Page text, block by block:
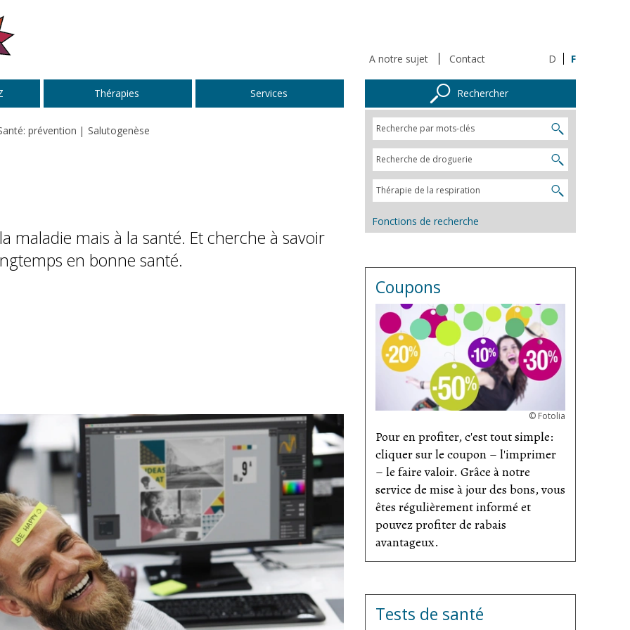
A notre sujet Contact D F
Thérapies Services
prévention Salutogenèse
maladie mais à la santé. Et cherche à savoir
en bonne santé.
Rechercher
Fonctions de recherche
Coupons
© Fotolia
Pour en profiter, c'est tout simple:
cliquer sur le coupon – l'imprimer
– le faire valoir. Grâce à notre
service de mise à jour des bons, vous
êtes régulièrement informé et
pouvez profiter de rabais
avantageux.
Tests de santé